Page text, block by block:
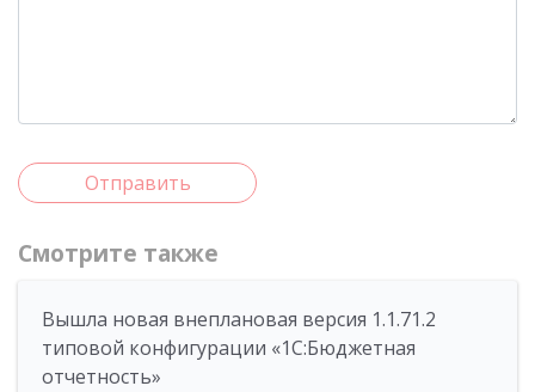
Отправить
Смотрите также
Вышла новая внеплановая версия 1.1.71.2
типовой конфигурации «1C:Бюджетная
отчетность»